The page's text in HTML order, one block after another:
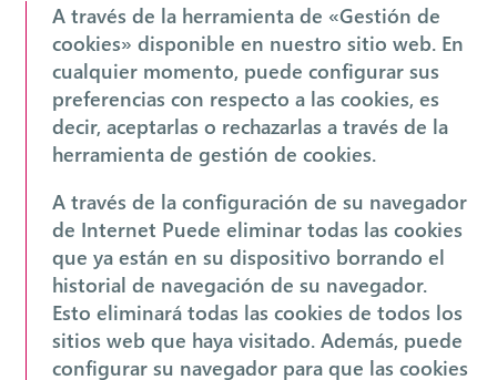
A través de la herramienta de «Gestión de
cookies» disponible en nuestro sitio web. En
cualquier momento, puede configurar sus
preferencias con respecto a las cookies, es
decir, aceptarlas o rechazarlas a través de la
herramienta de gestión de cookies.
A través de la configuración de su navegador
de Internet Puede eliminar todas las cookies
que ya están en su dispositivo borrando el
historial de navegación de su navegador.
Esto eliminará todas las cookies de todos los
sitios web que haya visitado. Además, puede
configurar su navegador para que las cookies